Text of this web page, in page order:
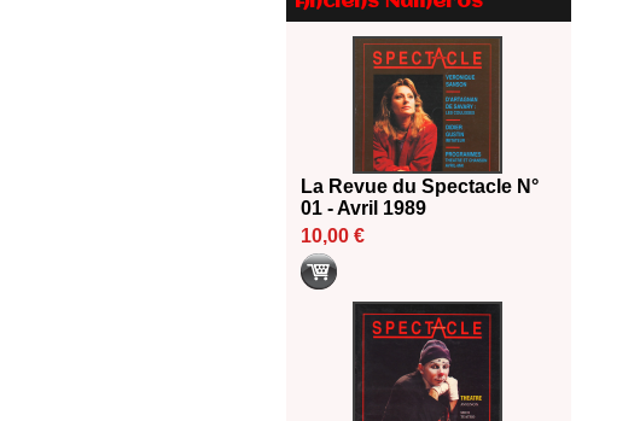
Le palmarès des prix SACD
Les 10 lauréats du Fonds
Grandes Formes Théâtre 2026
Nomination de Nathalie
Garraud et Olivier Saccomano à
la direction du Théâtre de
Gennevilliers - CDN
13/06/2026
Dispositif SACD Auteurs
d'espaces : les lauréats 2026
La Revue du Spectacle N°
01 - Avril 1989
10,00 €